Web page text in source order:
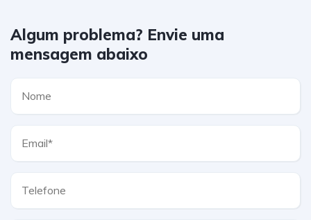
Algum problema? Envie uma
mensagem abaixo